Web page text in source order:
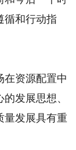
循和行动指
资源配置中
发展思想、
量发展具有重